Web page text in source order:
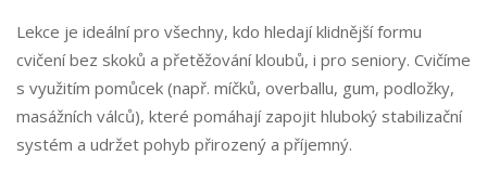
Lekce je ideální pro všechny, kdo hledají klidnější formu
cvičení bez skoků a přetěžování kloubů, i pro seniory. Cvičíme
s využitím pomůcek (např. míčků, overballu, gum, podložky,
masážních válců), které pomáhají zapojit hluboký stabilizační
systém a udržet pohyb přirozený a příjemný.
Nezbytné
Tyto
soubory
cookie
nejsou
volitelné.
Jsou